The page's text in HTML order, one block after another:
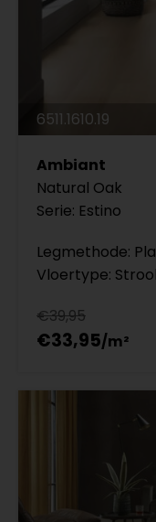
6511.1610.19
Ambiant
Natural Oak
Serie: Estino
Legmethode:
Vloertype:
€39,95
€33,95